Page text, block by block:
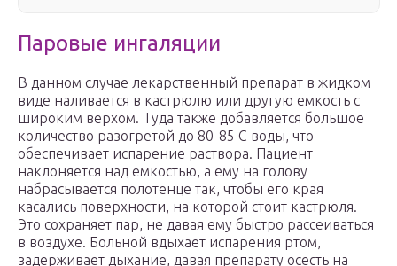
Паровые ингаляции
В данном случае лекарственный препарат в жидком
виде наливается в кастрюлю или другую емкость с
широким верхом. Туда также добавляется большое
количество разогретой до 80-85 С воды, что
обеспечивает испарение раствора. Пациент
наклоняется над емкостью, а ему на голову
набрасывается полотенце так, чтобы его края
касались поверхности, на которой стоит кастрюля.
Это сохраняет пар, не давая ему быстро рассеиваться
в воздухе. Больной вдыхает испарения ртом,
задерживает дыхание, давая препарату осесть на